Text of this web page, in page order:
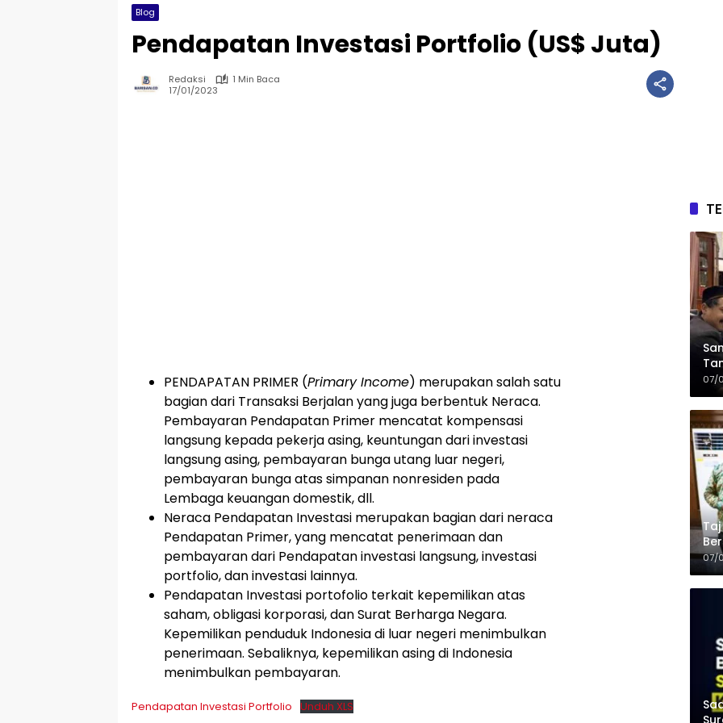
Blog
Pendapatan Investasi Portfolio (US$ Juta)
Redaksi
1 Min Baca
17/01/2023
PENDAPATAN PRIMER (Primary Income) merupakan salah satu
bagian dari Transaksi Berjalan yang juga berbentuk Neraca.
Pembayaran Pendapatan Primer mencatat kompensasi
langsung kepada pekerja asing, keuntungan dari investasi
langsung asing, pembayaran bunga utang luar negeri,
pembayaran bunga atas simpanan nonresiden pada
Lembaga keuangan domestik, dll.
Neraca Pendapatan Investasi merupakan bagian dari neraca
Pendapatan Primer, yang mencatat penerimaan dan
pembayaran dari Pendapatan investasi langsung, investasi
portfolio, dan investasi lainnya.
Pendapatan Investasi portofolio terkait kepemilikan atas
saham, obligasi korporasi, dan Surat Berharga Negara.
Kepemilikan penduduk Indonesia di luar negeri menimbulkan
penerimaan. Sebaliknya, kepemilikan asing di Indonesia
menimbulkan pembayaran.
Pendapatan Investasi Portfolio Unduh XLS
07/
07/